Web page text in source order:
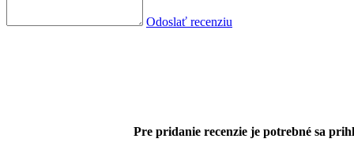
Odoslať recenziu
Pre pridanie recenzie je potrebné sa